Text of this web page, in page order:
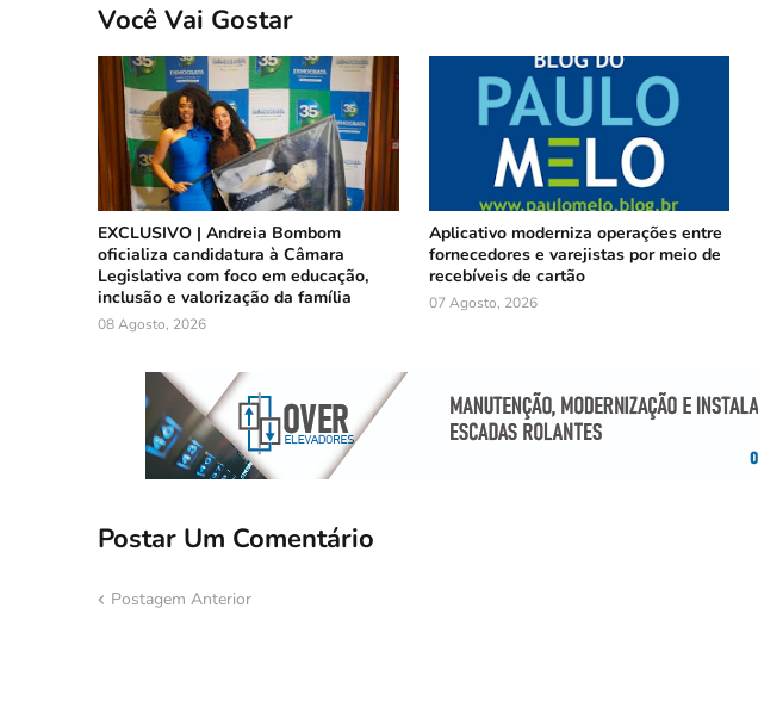
Você Vai Gostar
EXCLUSIVO | Andreia Bombom
oficializa candidatura à Câmara
Legislativa com foco em educação,
inclusão e valorização da família
08 Agosto, 2026
Aplicativo moderniza operações entre
fornecedores e varejistas por meio de
recebíveis de cartão
07 Agosto, 2026
Postar Um Comentário
Postagem Anterior